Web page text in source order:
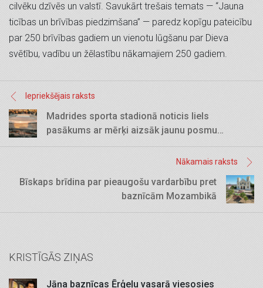
cilvēku dzīvēs un valstī. Savukārt trešais temats — “Jauna
ticības un brīvības piedzimšana” — paredz kopīgu pateicību
par 250 brīvības gadiem un vienotu lūgšanu par Dieva
svētību, vadību un žēlastību nākamajiem 250 gadiem.
Iepriekšējais raksts
Madrides sporta stadionā noticis liels
pasākums ar mērķi aizsāk jaunu posmu
kristīgās vēsts nešanā Spānijā
Nākamais raksts
Bīskaps brīdina par pieaugošu vardarbību pret
baznīcām Mozambikā
KRISTĪGĀS ZIŅAS
Jāņa baznīcas Ērģeļu vasarā viesosies